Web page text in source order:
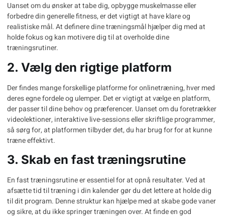
Uanset om du ønsker at tabe dig, opbygge muskelmasse eller
forbedre din generelle fitness, er det vigtigt at have klare og
realistiske mål. At defineredine træningsmålhjælper dig med at
holde fokus og kan motivere dig til at overholde dine
træningsrutiner.
2. Vælg den rigtige platform
Der findes mange forskellige platforme for onlinetræning, hver med
deres egne fordele og ulemper. Det er vigtigt at vælge en platform,
der passer til dine behov og præferencer. Uanset om du foretrækker
videolektioner, interaktive live-sessions eller skriftlige programmer,
så sørg for, at platformen tilbyder det, du har brug for for at kunne
træne effektivt.
3. Skab en fast træningsrutine
En fast træningsrutine er essentiel for at opnå resultater. Ved at
afsætte tid til træning i din kalender gør du det lettere at holde dig
til dit program. Denne struktur kan hjælpe med at skabe gode vaner
og sikre, at du ikke springer træningen over. At findeen god